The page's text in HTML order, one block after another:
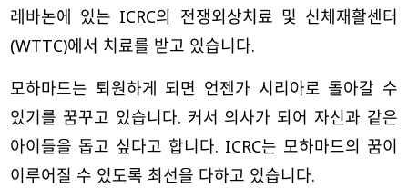
레바논에 있는 ICRC의 전쟁외상치료 및 신체재활센터
(WTTC)에서 치료를 받고 있습니다.
모하마드는 퇴원하게 되면 언젠가 시리아로 돌아갈 수
있기를 꿈꾸고 있습니다. 커서 의사가 되어 자신과 같은
아이들을 돕고 싶다고 합니다. ICRC는 모하마드의 꿈이
이루어질 수 있도록 최선을 다하고 있습니다.